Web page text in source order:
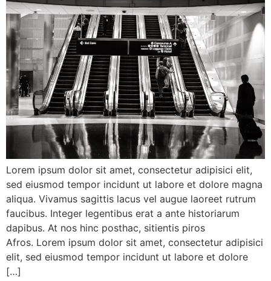
Lorem ipsum dolor sit amet, consectetur adipisici elit,
sed eiusmod tempor incidunt ut labore et dolore magna
aliqua. Vivamus sagittis lacus vel augue laoreet rutrum
faucibus. Integer legentibus erat a ante historiarum
dapibus. At nos hinc posthac, sitientis piros
Afros. Lorem ipsum dolor sit amet, consectetur adipisici
elit, sed eiusmod tempor incidunt ut labore et dolore
[…]